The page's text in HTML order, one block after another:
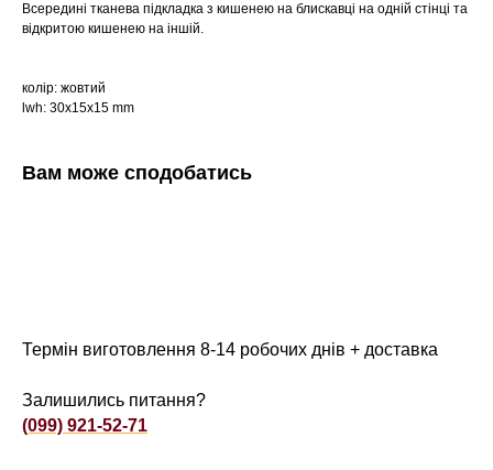
Всередині тканева підкладка з кишенею на блискавці на одній стінці та
відкритою кишенею на іншій.
колір: жовтий
lwh: 30x15x15 mm
Вам може сподобатись
Термін виготовлення 8-14 робочих днів + доставка
Залишились питання?
(099) 921-52-71